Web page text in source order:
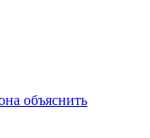
объяснить